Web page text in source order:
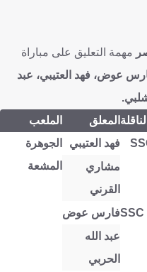
مهمة التعليق على مباراة
عوض، فهد العتيبي، عبد
المعلق
الملعب
فهد العتيبي
الجوهرة
المشعة
مشاري
القرني
SSCفارس عوض
عبد الله
الحربي